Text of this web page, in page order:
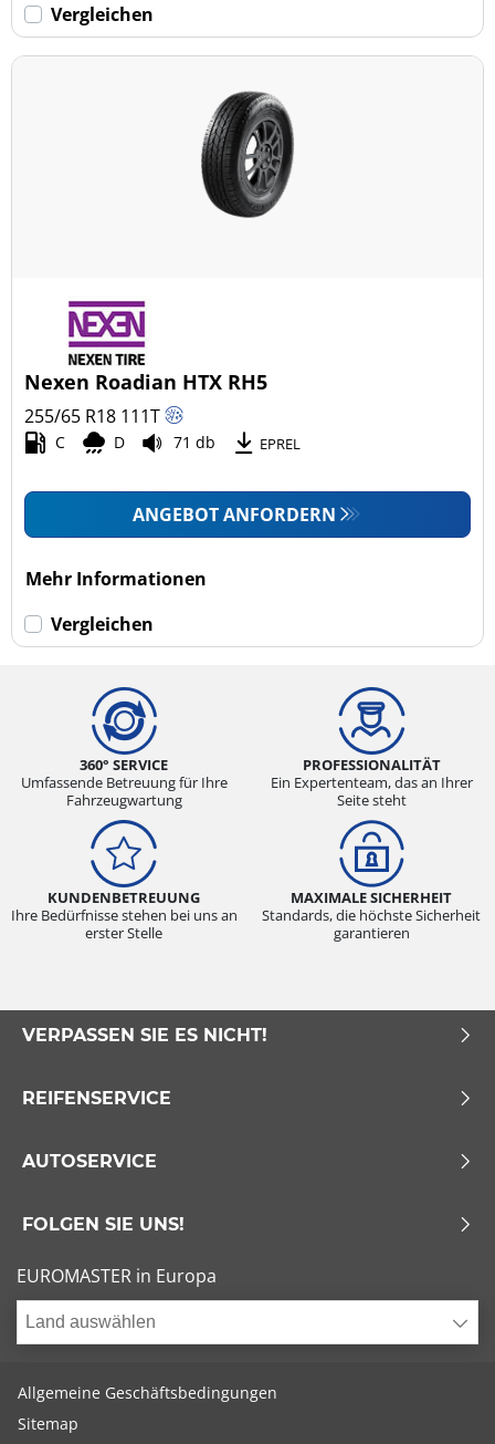
Vergleichen
Nexen Roadian HTX RH5
255/65 R18 111T
C D 71 db EPREL
ANGEBOT ANFORDERN
Mehr Informationen
Vergleichen
360° SERVICE
Umfassende Betreuung für Ihre
Fahrzeugwartung
PROFESSIONALITÄT
Ein Expertenteam, das an Ihrer
Seite steht
KUNDENBETREUUNG
Ihre Bedürfnisse stehen bei uns an
erster Stelle
MAXIMALE SICHERHEIT
Standards, die höchste Sicherheit
garantieren
VERPASSEN SIE ES NICHT!
REIFENSERVICE
AUTOSERVICE
FOLGEN SIE UNS!
EUROMASTER in Europa
Land auswählen
Allgemeine Geschäftsbedingungen
Sitemap